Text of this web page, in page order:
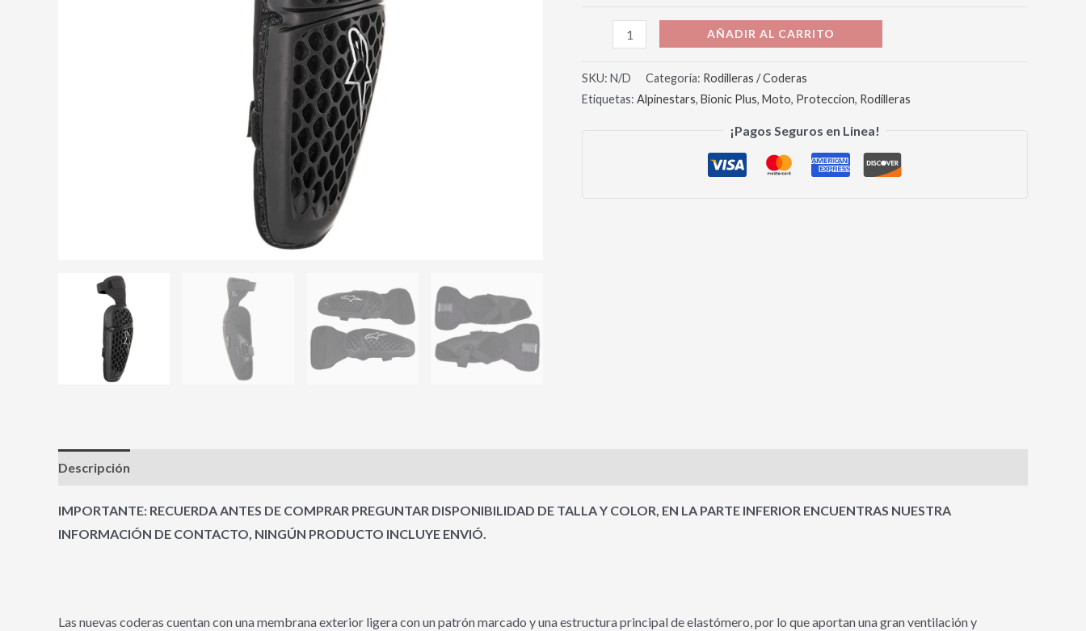
AÑADIR AL CARRITO
SKU: N/D Categoría: Rodilleras / Coderas
Etiquetas: Alpinestars, Bionic Plus, Moto, Proteccion, Rodilleras
¡Pagos Seguros en Linea!
Descripción
IMPORTANTE: RECUERDA ANTES DE COMPRAR PREGUNTAR DISPONIBILIDAD DE TALLA Y COLOR, EN LA PARTE INFERIOR ENCUENTRAS NUESTRA
INFORMACIÓN DE CONTACTO, NINGÚN PRODUCTO INCLUYE ENVIÓ.
Las nuevas coderas cuentan con una membrana exterior ligera con un patrón marcado y una estructura principal de elastómero, por lo que aportan una gran ventilación y